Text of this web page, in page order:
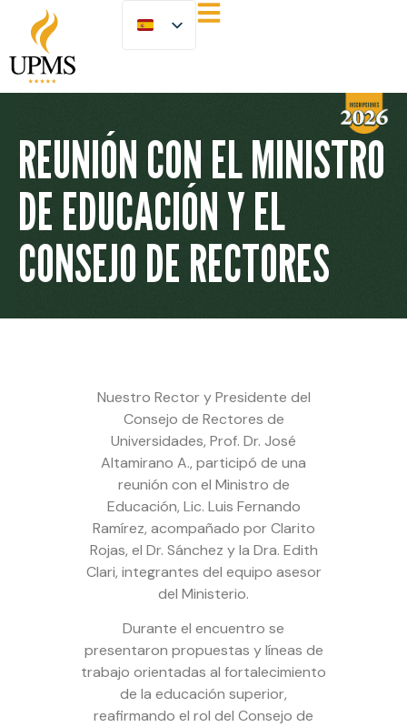
REUNIÓN CON EL MINISTRO
DE EDUCACIÓN Y EL
CONSEJO DE RECTORES
Nuestro Rector y Presidente del
Consejo de Rectores de
Universidades, Prof. Dr. José
Altamirano A., participó de una
reunión con el Ministro de
Educación, Lic. Luis Fernando
Ramírez, acompañado por Clarito
Rojas, el Dr. Sánchez y la Dra. Edith
Clari, integrantes del equipo asesor
del Ministerio.
Durante el encuentro se
presentaron propuestas y líneas de
trabajo orientadas al fortalecimiento
de la educación superior,
reafirmando el rol del Consejo de